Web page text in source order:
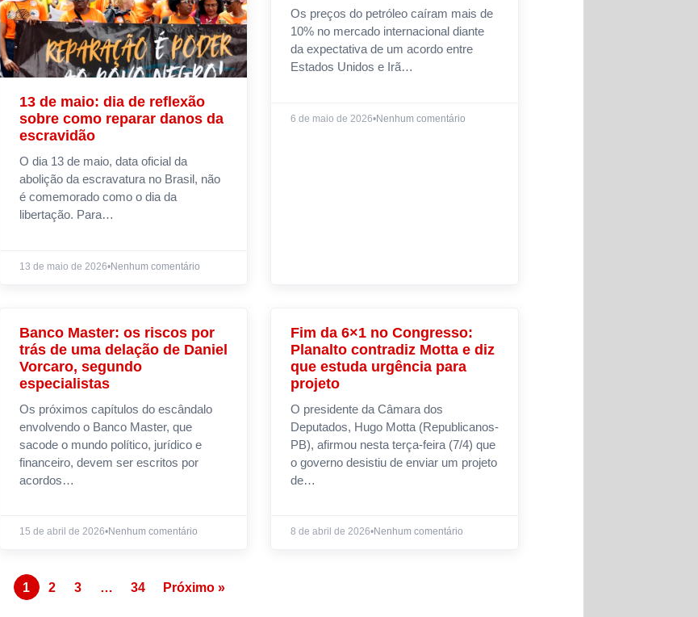
13 de maio: dia de reflexão
sobre como reparar danos da
escravidão
O dia 13 de maio, data oficial da
abolição da escravatura no Brasil, não
é comemorado como o dia da
libertação. Para…
13 de maio de 2026•Nenhum comentário
Os preços do petróleo caíram mais de
10% no mercado internacional diante
da expectativa de um acordo entre
Estados Unidos e Irã…
6 de maio de 2026•Nenhum comentário
NOTÍCIAS
Banco Master: os riscos por
trás de uma delação de Daniel
Vorcaro, segundo
especialistas
Os próximos capítulos do escândalo
envolvendo o Banco Master, que
sacode o mundo político, jurídico e
financeiro, devem ser escritos por
acordos…
15 de abril de 2026•Nenhum comentário
NOTÍCIAS
Fim da 6×1 no Congresso:
Planalto contradiz Motta e diz
que estuda urgência para
projeto
O presidente da Câmara dos
Deputados, Hugo Motta (Republicanos-
PB), afirmou nesta terça-feira (7/4) que
o governo desistiu de enviar um projeto
de…
8 de abril de 2026•Nenhum comentário
1 2 3 … 34 Próximo »